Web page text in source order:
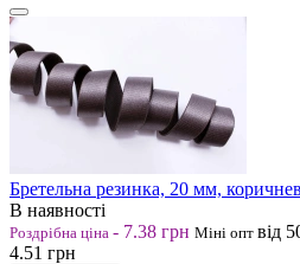
Бретельна резинка, 20 мм,
В наявності
Роздрібна ціна - 7.38 грн Міні опт від
4.51 грн